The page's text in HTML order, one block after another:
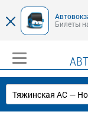
Билеты